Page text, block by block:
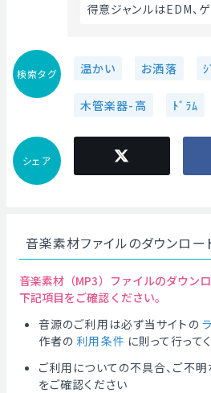
得意ジャンルはEDM、
検索タグ 温かい お洒落
木管楽器-高 ﾄﾞﾗﾑ
シェア
音楽素材ファイルのダウンロー
音楽素材（MP3）ファイルのダウン
下記項目をご確認ください。
音源のご利用は必ず当サイトの
作者の 利用条件 に則って行って
ご利用についての不具合、ご不
をご確認ください